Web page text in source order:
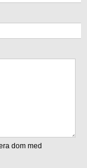
dom med